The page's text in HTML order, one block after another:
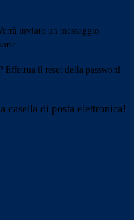
inviato un messaggio
Effettua il reset della password
casella di posta elettronica!